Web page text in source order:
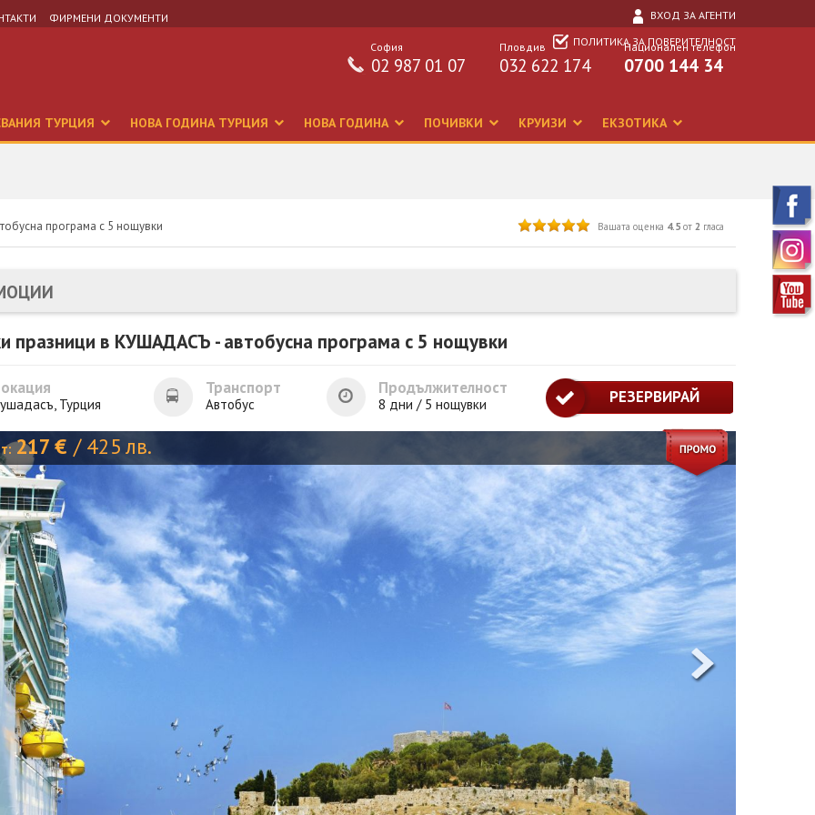
ФИРМЕНИ ДОКУМЕНТИ
ВХОД ЗА АГЕНТИ
ПОЛИТИКА ЗА ПОВЕРИТЕЛНОСТ
Национален телефон
0700 144 34
Пловдив
032 622 174
София
02 987 01 07
ТУРЦИЯ НОВА ГОДИНА ТУРЦИЯ НОВА ГОДИНА ПОЧИВКИ КРУИЗИ ЕКЗОТИКА
програма с 5 нощувки Вашата оценка 4.5 от 2 гласа
празници в КУШАДАСЪ - автобусна програма с 5 нощувки
Турция
Транспорт
Автобус
Продължителност
8 дни / 5 нощувки РЕЗЕРВИРАЙ
217 € / 425 лв.